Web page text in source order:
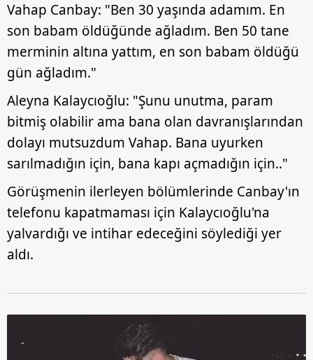
Vahap Canbay: "Ben 30 yaşında adamım. En
son babam öldüğünde ağladım. Ben 50 tane
merminin altına yattım, en son babam öldüğü
gün ağladım."
Aleyna Kalaycıoğlu: "Şunu unutma, param
bitmiş olabilir ama bana olan davranışlarından
dolayı mutsuzdum Vahap. Bana uyurken
sarılmadığın için, bana kapı açmadığın için.."
Görüşmenin ilerleyen bölümlerinde Canbay'ın
telefonu kapatmaması için Kalaycıoğlu'na
yalvardığı ve intihar edeceğini söylediği yer
aldı.